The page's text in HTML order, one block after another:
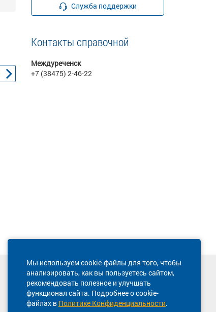
Служба поддержки
Контакты справочной
Междуреченск
+7 (38475) 2-46-22
Мы используем cookie-файлы для того, чтобы
анализировать, как вы пользуетесь сайтом,
рекомендовать полезное и улучшать
функционал сайта. Подробнее о cookie-
файлах в Политике Конфиденциальности.
Техническая поддержка сайта
8 800 600-03-38